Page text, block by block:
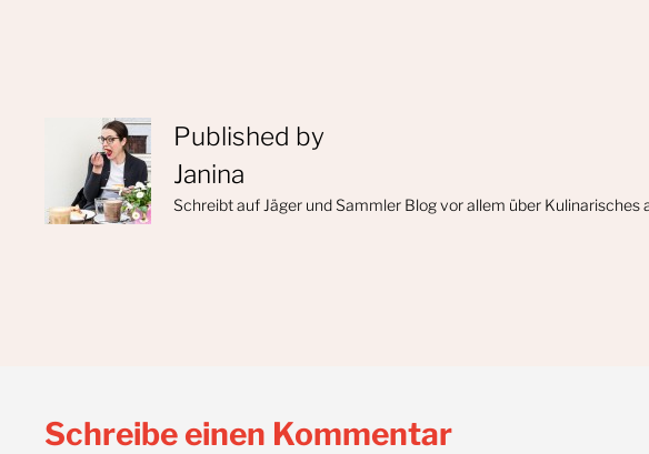
Published by
Janina
Schreibt auf Jäger und Sammler Blog vor allem über
Schreibe einen Kommentar